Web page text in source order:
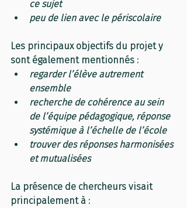
ce sujet
peu de lien avec le périscolaire
Les principaux objectifs du projet y
sont également mentionnés :
regarder l’élève autrement
ensemble
recherche de cohérence au sein
de l’équipe pédagogique, réponse
systémique à l’échelle de l’école
trouver des réponses harmonisées
et mutualisées
La présence de chercheurs visait
principalement à :